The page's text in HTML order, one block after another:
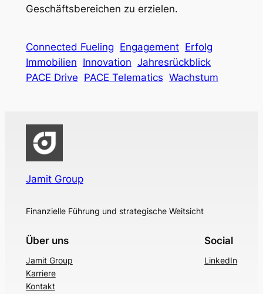
Geschäftsbereichen zu erzielen.
Connected Fueling Engagement Erfolg
Immobilien Innovation Jahresrückblick
PACE Drive PACE Telematics Wachstum
Jamit Group
Finanzielle Führung und strategische Weitsicht
Über uns
Jamit Group
Karriere
Kontakt
Social
LinkedIn